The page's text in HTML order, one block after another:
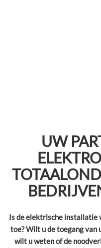
UW
Is de elektrische installatie
toe? Wilt u de toegang van
wilt u weten of de